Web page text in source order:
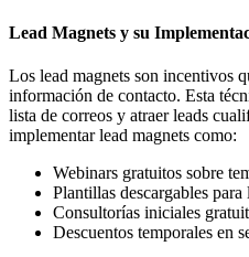
Lead Magnets y su
Los lead magnets son incentivos
información de contacto. Esta
lista de correos y atraer leads
implementar lead magnets como:
Webinars gratuitos sobre
Plantillas descargables
Consultorías iniciales
Descuentos temporales en